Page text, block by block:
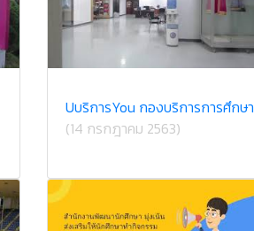
U​บริการ​You กองบริการ​การศึกษา
(14 กรกฎาคม 2563)